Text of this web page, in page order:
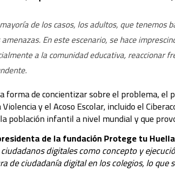
de los casos, los adultos, que tenemos
En este escenario, se hace
a la comunidad educativa, reaccionar
forma de concientizar sobre el problema, el
y el Acoso Escolar, incluido el
población infantil a nivel mundial y que
de la fundación Protege tu
digitales como concepto y
de ciudadanía digital en los colegios, lo que